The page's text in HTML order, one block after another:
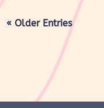
« Older Entries